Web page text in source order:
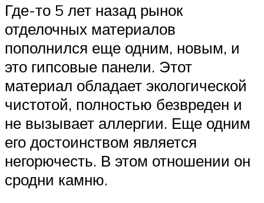
Где-то 5 лет назад рынок
отделочных материалов
пополнился еще одним, новым, и
это гипсовые панели. Этот
материал обладает экологической
чистотой, полностью безвреден и
не вызывает аллергии. Еще одним
его достоинством является
негорючесть. В этом отношении он
сродни камню.